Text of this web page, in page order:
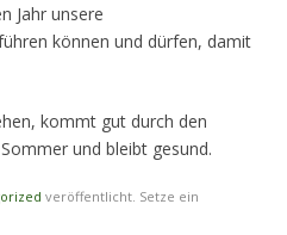
Jahr unsere
können und dürfen, damit
kommt gut durch den
und bleibt gesund.
veröffentlicht. Setze ein